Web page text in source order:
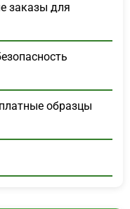
заказы для
образцы